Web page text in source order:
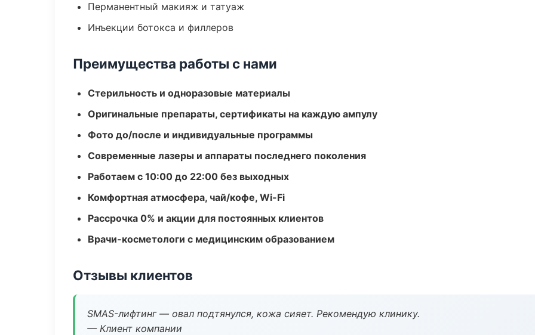
Перманентный макияж и татуаж
Инъекции ботокса и филлеров
Преимущества работы с нами
Стерильность и одноразовые материалы
Оригинальные препараты, сертификаты на каждую ампулу
Фото до/после и индивидуальные программы
Современные лазеры и аппараты последнего поколения
Работаем с 10:00 до 22:00 без выходных
Комфортная атмосфера, чай/кофе, Wi-Fi
Рассрочка 0% и акции для постоянных клиентов
Врачи-косметологи с медицинским образованием
Отзывы клиентов
SMAS-лифтинг — овал подтянулся, кожа сияет. Рекомендую клинику.
— Клиент компании